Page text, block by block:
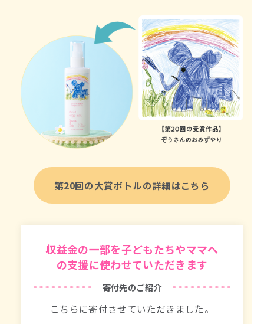
第20回の大賞ボトルの詳細はこちら
収益金の一部を子どもたちやママへ
の支援に使わせていただきます
寄付先のご紹介
こちらに寄付させていただきました。